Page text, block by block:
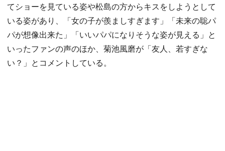
てショーを見ている姿や松島の方からキスをしようとして
いる姿があり、「女の子が羨ましすぎます」「未来の聡パ
パが想像出来た」「いいパパになりそうな姿が見える」と
いったファンの声のほか、菊池風磨が「友人、若すぎな
い？」とコメントしている。